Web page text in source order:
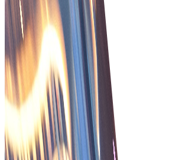
เร็วและปลอดภัยขึ้น
โซลูชันชำระเงิน B2B นวัตกรรม
ระบบชำระเงิน B2B ขั้นสูงเพื่อทำให้ธุรกร
และปลอดภัย